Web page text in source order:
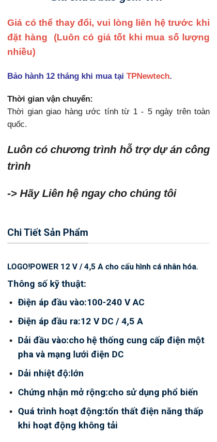
Giá có thể thay đổi, vui lòng liên hệ trước khi
đặt hàng (Luôn có giá tốt khi mua số lượng
nhiều)
Bảo hành 12 tháng khi mua tại TPNewtech.
Thời gian vận chuyển:
Thời gian giao hàng ước tính từ 1 - 5 ngày trên toàn
quốc.
Luôn có chương trình hỗ trợ dự án công
trình
-> Hãy Liên hệ ngay cho chúng tôi
Chi Tiết Sản Phẩm
LOGO!POWER 12 V / 4,5 A cho cấu hình cá nhân hóa.
Thông số kỹ thuật:
Điện áp đầu vào:100-240 V AC
Điện áp đầu ra:12 V DC / 4,5 A
Dải đầu vào:cho hệ thống cung cấp điện một
pha và mạng lưới điện DC
Dải nhiệt độ:lớn
Chứng nhận mở rộng:cho sử dụng phổ biến
Quá trình hoạt động:tổn thất điện năng thấp
khi hoạt động không tải